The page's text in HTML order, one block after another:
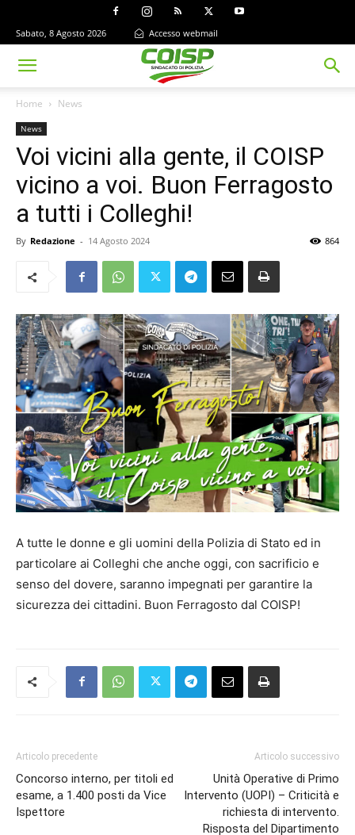
Sabato, 8 Agosto 2026 Accesso webmail
Home News
News
Voi vicini alla gente, il COISP
vicino a voi. Buon Ferragosto
a tutti i Colleghi!
By Redazione - 14 Agosto 2024 864
A tutte le donne e gli uomini della Polizia di Stato ed in
particolare ai Colleghi che anche oggi, con sacrificio e
senso del dovere, saranno impegnati per garantire la
sicurezza dei cittadini. Buon Ferragosto dal COISP!
Articolo precedente
Concorso interno, per titoli ed
esame, a 1.400 posti da Vice
Ispettore
Articolo successivo
Unità Operative di Primo
Intervento (UOPI) – Criticità e
richiesta di intervento.
Risposta del Dipartimento